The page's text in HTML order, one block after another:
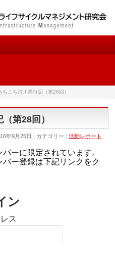
ちこち河川遡行記（第28回）
第28回）
年9月25日 カテゴリー :活動レポート
ーに限定されています。
ー登録は下記リンクをク
ン
ス